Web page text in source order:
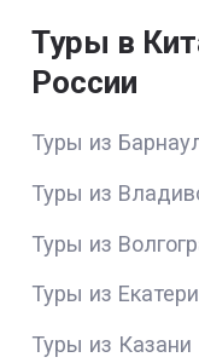
Туры в
России
Туры из
Туры из
Туры из
Туры из
Туры из